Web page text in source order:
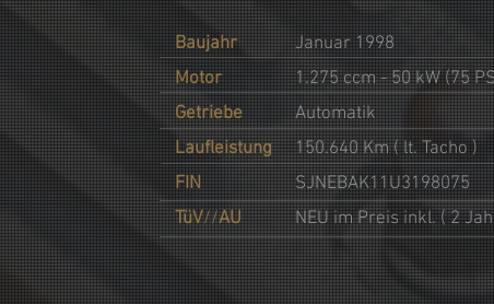
Baujahr
Motor
Getriebe
Laufleistung
FIN
TüV//AU
Januar 1998
1.275 ccm - 50 kW (75
Automatik
150.640 Km ( lt. Tacho )
SJNEBAK11U3198075
NEU im Preis inkl. ( 2